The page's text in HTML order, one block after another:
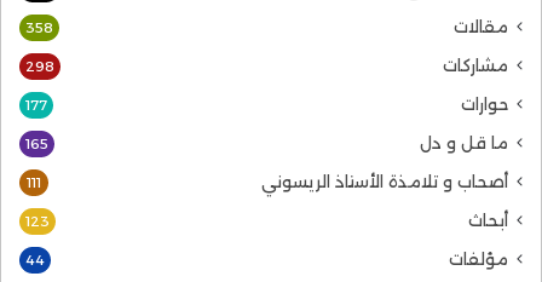
مقالات 358
مشاركات 298
حوارات 177
ما قل و دل 165
أصحاب و تلامذة الأستاذ الريسوني 111
أبحاث 123
مؤلفات 44